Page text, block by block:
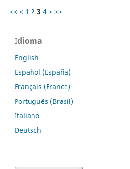
<< < 1 2 3 4 > >>
Idioma
English
Español (España)
Français (France)
Português (Brasil)
Italiano
Deutsch